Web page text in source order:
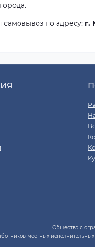
самовывоз по адресу: г.
Общество с
местных